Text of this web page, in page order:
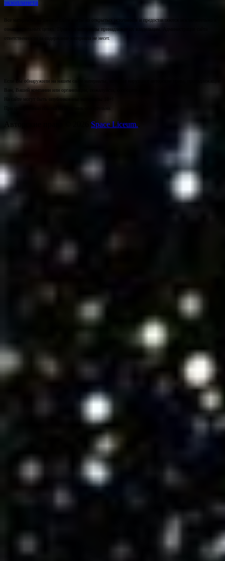
экзопланета
Все материалы на данном сайте взяты из открытых источников и предоставляются исключительно в
ознакомительных целях. Права на материалы принадлежат их владельцам. Администрация сайта
ответственности за содержание материала не несет.
Если Вы обнаружили на нашем сайте материалы, которые нарушают авторские права, принадлежащие
Вам, Вашей компании или организации, пожалуйста, сообщите нам.
На сайте могут быть опубликованы материалы 18+!
Space Liceum.